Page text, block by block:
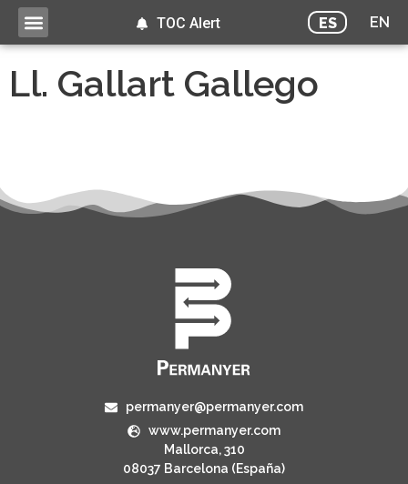
ES EN
TOC Alert
Ll. Gallart Gallego
permanyer@permanyer.com
www.permanyer.com
Mallorca, 310
08037 Barcelona (España)